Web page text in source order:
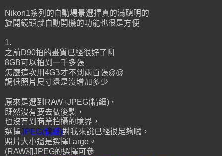
Nikon1系列的自動場景選擇真的滿聰明的
旋開鏡頭就自動開機的功能也很是方便
1.
之前D90拍的畫質已經很好了阿
8GB可以拍到一千多張
怎麼這次用4GB才不到兩百張@@
調低照片尺寸還是沒增加多少
原來是選到RAW+JPEG(精細)，
既然沒有要去做後製，
也沒有到商業拍攝的境界，
選擇JPEG(精細)對我來說已經很足夠囉，
照片大小還是選擇Large。
(RAW和JPEG的選擇可參